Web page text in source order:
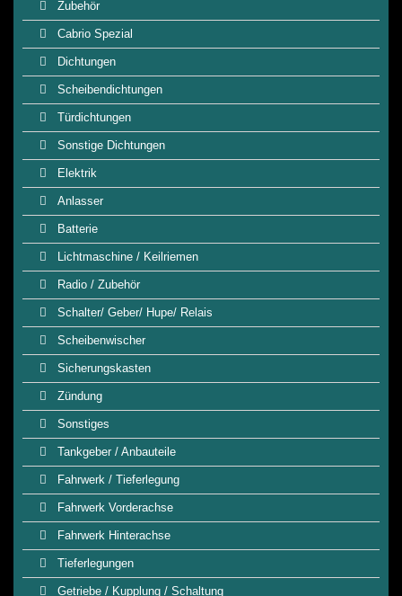
Zubehör
Cabrio Spezial
Dichtungen
Scheibendichtungen
Türdichtungen
Sonstige Dichtungen
Elektrik
Anlasser
Batterie
Lichtmaschine / Keilriemen
Radio / Zubehör
Schalter/ Geber/ Hupe/ Relais
Scheibenwischer
Sicherungskasten
Zündung
Sonstiges
Tankgeber / Anbauteile
Fahrwerk / Tieferlegung
Fahrwerk Vorderachse
Fahrwerk Hinterachse
Tieferlegungen
Getriebe / Kupplung / Schaltung